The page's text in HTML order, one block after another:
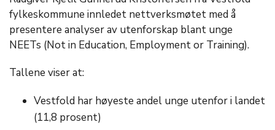
fylkeskommune innledet nettverksmøtet med å
presentere analyser av utenforskap blant unge
NEETs (Not in Education, Employment or Training).
Tallene viser at:
Vestfold har høyeste andel unge utenfor i landet
(11,8 prosent)